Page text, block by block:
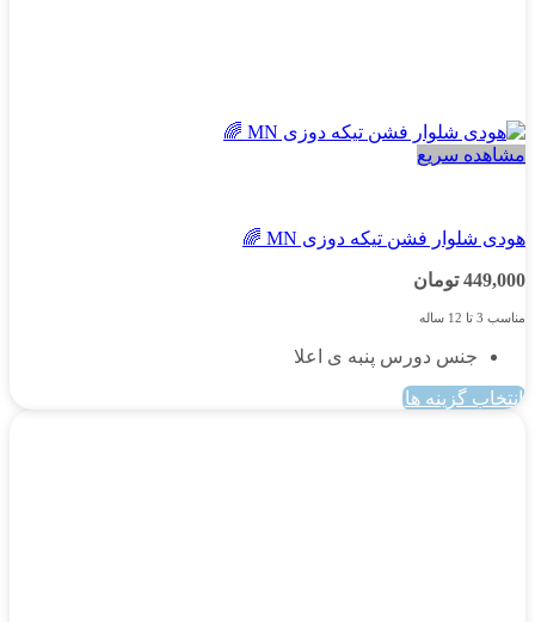
مشاهده سریع
هودی شلوار فشن تیکه دوزی MN 🌈
449,000 تومان
مناسب 3 تا 12 ساله
جنس دورس پنبه ی اعلا
انتخاب گزینه ها